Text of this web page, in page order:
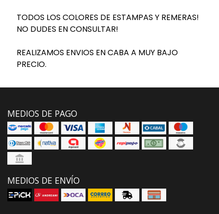
TODOS LOS COLORES DE ESTAMPAS Y REMERAS!
NO DUDES EN CONSULTAR!
REALIZAMOS ENVIOS EN CABA A MUY BAJO
PRECIO.
MEDIOS DE PAGO
MEDIOS DE ENVÍO